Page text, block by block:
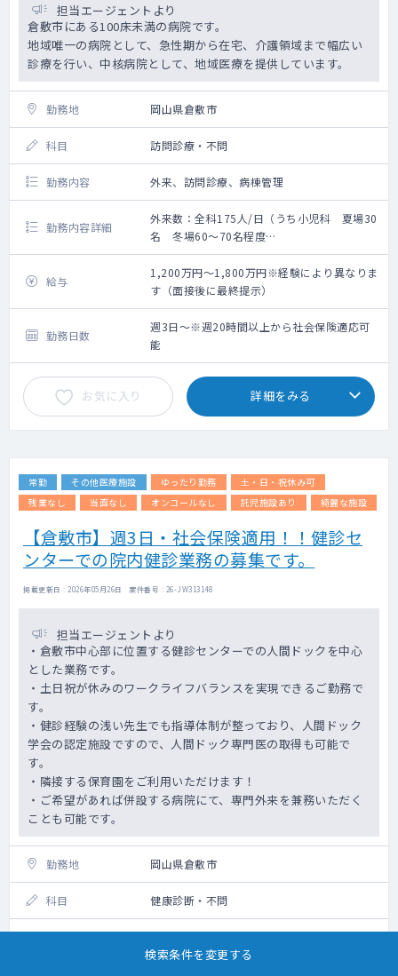
担当エージェントより
倉敷市にある100床未満の病院です。
地域唯一の病院として、急性期から在宅、介護領域まで幅広い
診療を行い、中核病院として、地域医療を提供しています。
勤務地 岡山県倉敷市
科目 訪問診療・不問
勤務内容 外来、訪問診療、病棟管理
勤務内容詳細
外来数：全科175人/日（うち小児科 夏場30
名 冬場60～70名程度
▽外来：20～30名程度
担当コマ数：要相談
▽訪問診療：担当コマ数要相談
→現在は施設1件、居宅30件の計50名ほど。
これから件数を伸ばしていきたい意向です。
▽病棟管理：希望により相談（訪問診療に注
力いただきたいため免除も可能です）
給与
1,200万円～1,800万円※経験により異なりま
す（面接後に最終提示）
勤務日数
週3日～※週20時間以上から社会保険適応可
能
お気に入り 詳細をみる
常勤 その他医療施設 ゆったり勤務
土・日・祝休み可
残業なし
当直なし オンコールなし 託児施設あり 綺麗な施設
【倉敷市】週3日・社会保険適用！！健診セ
ンターでの院内健診業務の募集です。
掲載更新日 : 2026年05月26日 案件番号 : 26-JW313148
担当エージェントより
・倉敷市中心部に位置する健診センターでの人間ドックを中心
とした業務です。
・土日祝が休みのワークライフバランスを実現できるご勤務で
す。
・健診経験の浅い先生でも指導体制が整っており、人間ドック
学会の認定施設ですので、人間ドック専門医の取得も可能で
す。
・隣接する保育園をご利用いただけます！
・ご希望があれば併設する病院にて、専門外来を兼務いただく
ことも可能です。
勤務地 岡山県倉敷市
科目 健康診断・不問
院内健診（繁忙期など出張健診のお願いをす
ることがございます）
検索条件を変更する